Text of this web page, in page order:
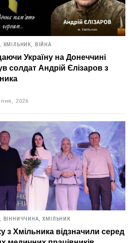
ХМІЛЬНИК, ВІЙНА
Україну на Донеччині
солдат Андрій Єлізаров з
2026
ВІННИЧЧИНА, ХМІЛЬНИК
з Хмільника відзначили серед